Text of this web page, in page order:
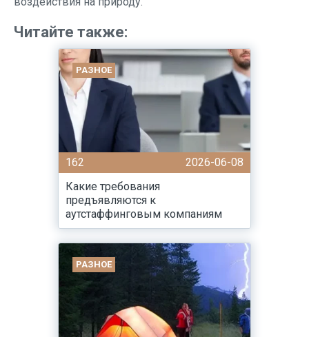
Читайте также:
РАЗНОЕ
162
2026-06-08
Какие требования
предъявляются к
аутстаффинговым компаниям
РАЗНОЕ